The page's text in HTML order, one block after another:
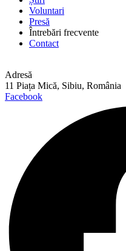
Voluntari
Presă
Întrebări frecvente
Contact
Adresă
11 Piața Mică, Sibiu, România
Facebook